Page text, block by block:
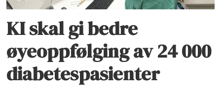
KI skal gi bedre
øyeoppfølging av 24 000
diabetespasienter